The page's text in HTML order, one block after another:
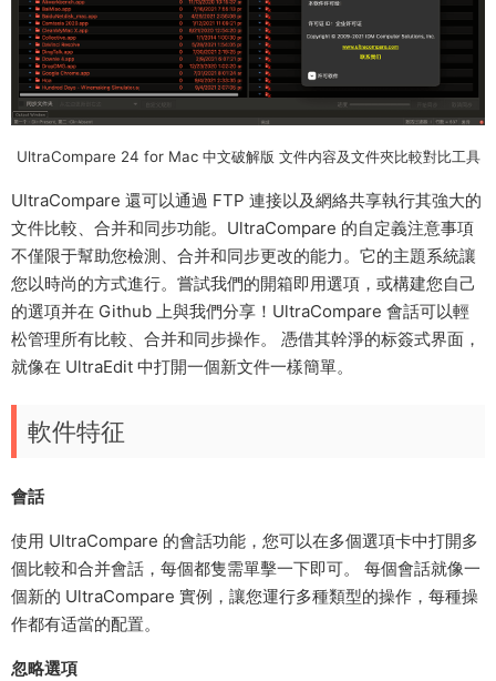
UltraCompare 24 for Mac 中文破解版 文件内容及文件夾比較對比工具
UltraCompare 還可以通過 FTP 連接以及網絡共享執行其強大的
文件比較、合并和同步功能。UltraCompare 的自定義注意事項
不僅限于幫助您檢測、合并和同步更改的能力。它的主題系統讓
您以時尚的方式進行。嘗試我們的開箱即用選項，或構建您自己
的選項并在 Github 上與我們分享！UltraCompare 會話可以輕
松管理所有比較、合并和同步操作。 憑借其幹淨的标簽式界面，
就像在 UltraEdit 中打開一個新文件一樣簡單。
軟件特征
會話
使用 UltraCompare 的會話功能，您可以在多個選項卡中打開多
個比較和合并會話，每個都隻需單擊一下即可。 每個會話就像一
個新的 UltraCompare 實例，讓您運行多種類型的操作，每種操
作都有适當的配置。
忽略選項